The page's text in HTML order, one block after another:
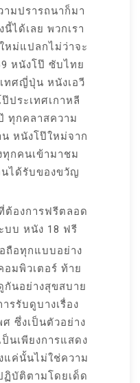
มปรารถนาก็มา
ได้เลย พวกเรา
ม่แปลกไม่ว่าจะ
หนังโป๊ ซับไทย
ทศญี่ปุ่น หนังเอวี
ประเทศเกาหลี
ทุกคลาสความ
น หนังโป๊ใหม่จาก
ทุกคนเข้ามาชม
นได้รับของขวัญ
ต้องการฟรีตลอด
บบ หนัง 18 ฟรี
ถือทุกแบบอย่าง
อมพิวเตอร์ ท้าย
นอย่างสุขสบาย
รับดูบางเรื่อง
ศ ซึ่งเป็นตัวอย่าง
นเพียงการแสดง
แค่นั้นไม่ใช่ความ
ฏิบัติตามโดยเด็ด